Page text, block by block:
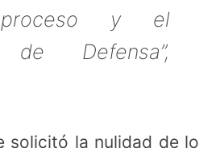
y el
de Defensa”,
solicitó la nulidad de lo